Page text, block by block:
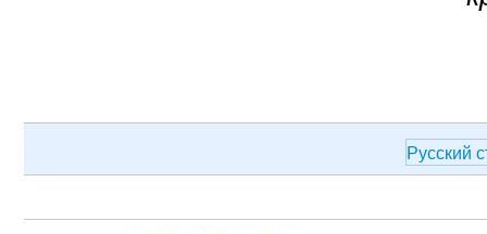
Русский